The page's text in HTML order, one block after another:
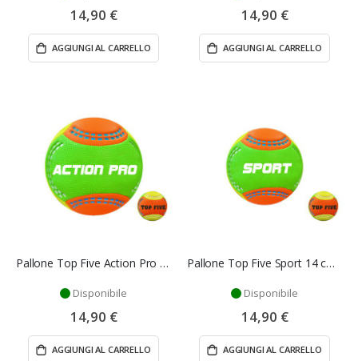
14,90 €
AGGIUNGI AL CARRELLO
14,90 €
AGGIUNGI AL CARRELLO
Pallone Top Five Action Pro 22 cm - Mazzeo Giocattoli
Disponibile
14,90 €
AGGIUNGI AL CARRELLO
Pallone Top Five Sport 14 cm - Mazzeo Giocattoli
Disponibile
14,90 €
AGGIUNGI AL CARRELLO